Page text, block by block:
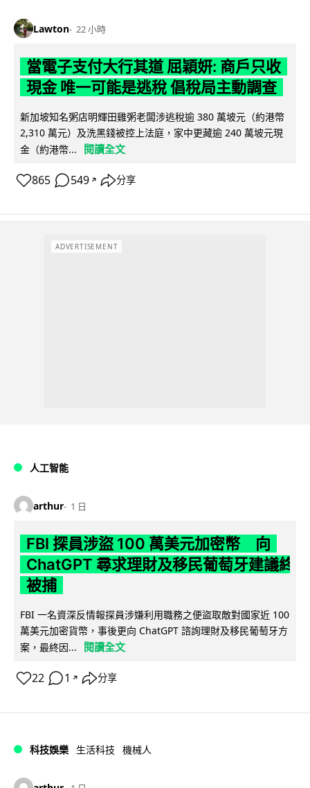
Lawton 22 小時
當電子支付大行其道 屈穎妍: 商戶只收
現金 唯一可能是逃稅 倡稅局主動調查
新加坡知名粥店明輝田雞粥老闆涉逃稅逾 380 萬坡元（約港幣
2,310 萬元）及洗黑錢被控上法庭，家中更藏逾 240 萬坡元現
金（約港幣...
閱讀全文
865 549 ↗ 分享
ADVERTISEMENT
人工智能
arthur 1 日
FBI 探員涉盜 100 萬美元加密幣 向
ChatGPT 尋求理財及移民葡萄牙建議終
被捕
FBI 一名資深反情報探員涉嫌利用職務之便盜取敵對國家近 100
萬美元加密貨幣，事後更向 ChatGPT 諮詢理財及移民葡萄牙方
案，最終因...
閱讀全文
22 1 ↗ 分享
科技娛樂 生活科技 機械人